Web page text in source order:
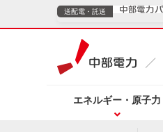
エネルギー・原子力
送配電・託送